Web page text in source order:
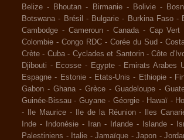
Belize - Bhoutan - Birmanie - Bolivie -
Botswana - Brésil - Bulgarie - Burkina Faso -
Cambodge - Cameroun - Canada - Cap Vert
Colombie - Congo RDC - Corée du Sud -
Crète - Cuba - Cyclades et Santorin -Côte
Djibouti - Ecosse - Egypte - Emirats Arabes
Espagne - Estonie - Etats-Unis - Ethiopie -
Gabon - Ghana - Grèce - Guadeloupe -
Guinée-Bissau - Guyane - Géorgie - Hawaï -
-
Ile Maurice - Ile de la Réunion - Iles
Inde - Indonésie - Iran - Irlande - Islande -
Palestiniens - Italie - Jamaïque - Japon -